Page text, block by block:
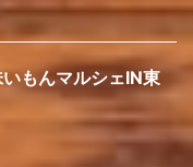
いもんマルシェIN東